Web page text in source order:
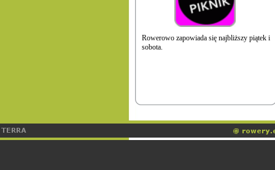
Rowerowo zapowiada się najbliższy piątek i
sobota.